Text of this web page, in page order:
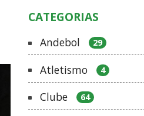
CATEGORIAS
Andebol 29
Atletismo 4
Clube 64